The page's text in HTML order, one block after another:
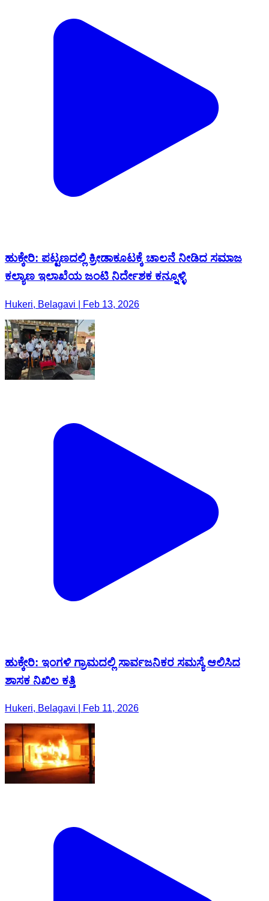
ಹುಕ್ಕೇರಿ: ಪಟ್ಟಣದಲ್ಲಿ ಕ್ರೀಡಾಕೂಟಕ್ಕೆ ಚಾಲನೆ ನೀಡಿದ ಸಮಾಜ
ಕಲ್ಯಾಣ ಇಲಾಖೆಯ ಜಂಟಿ ನಿರ್ದೇಶಕ ಕನ್ನೂಳ್ಳಿ
Hukeri, Belagavi | Feb 13, 2026
ಹುಕ್ಕೇರಿ: ಇಂಗಳಿ ಗ್ರಾಮದಲ್ಲಿ ಸಾರ್ವಜನಿಕರ ಸಮಸ್ಯೆ ಆಲಿಸಿದ
ಶಾಸಕ ನಿಖಿಲ ಕತ್ತಿ
Hukeri, Belagavi | Feb 11, 2026